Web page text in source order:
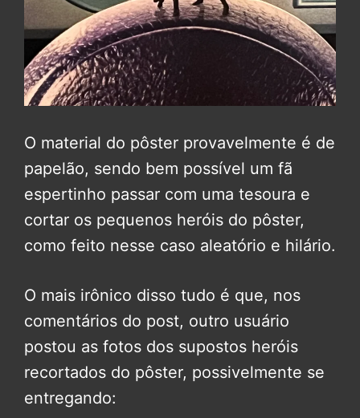
O material do pôster provavelmente é de
papelão, sendo bem possível um fã
espertinho passar com uma tesoura e
cortar os pequenos heróis do pôster,
como feito nesse caso aleatório e hilário.
O mais irônico disso tudo é que, nos
comentários do post, outro usuário
postou as fotos dos supostos heróis
recortados do pôster, possivelmente se
entregando: